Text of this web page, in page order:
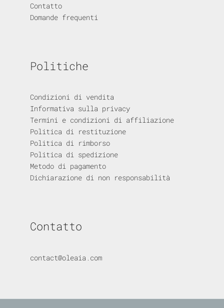
Contatto
Domande frequenti
Politiche
Condizioni di vendita
Informativa sulla privacy
Termini e condizioni di affiliazione
Politica di restituzione
Politica di rimborso
Politica di spedizione
Metodo di pagamento
Dichiarazione di non responsabilità
Contatto
contact@oleaia.com